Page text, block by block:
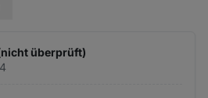
überprüft)